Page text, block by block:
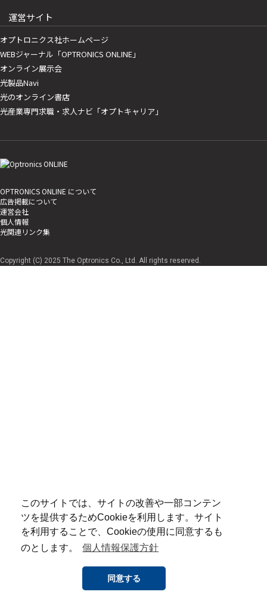
このサイトでは、サイトの改善や一部コンテン
ツを提供するためCookieを利用します。サイト
を利用することで、Cookieの使用に同意するも
のとします。
個人情報保護方針
同意する
運営サイト
オプトロニクス社ホームページ
WEBジャーナル「OPTRONICS ONLINE」
オンライン展示会
光製品Navi
光のオンライン書店
光産業専門求職・求人ナビ「オプトキャリア」
OPTRONICS ONLINE について
広告掲載について
運営会社
個人情報
光関連リンク集
Copyright (C) 2025 The Optronics Co., Ltd. All rights reserved.